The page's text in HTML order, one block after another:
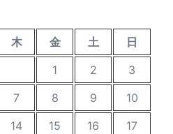
木 金 土
日
1
2
3
7 8 9
10
14 15 16
17